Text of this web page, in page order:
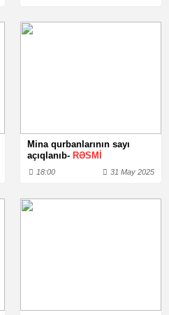
Mina qurbanlarının sayı
açıqlanıb- RƏSMİ
18:00 31 May 2025